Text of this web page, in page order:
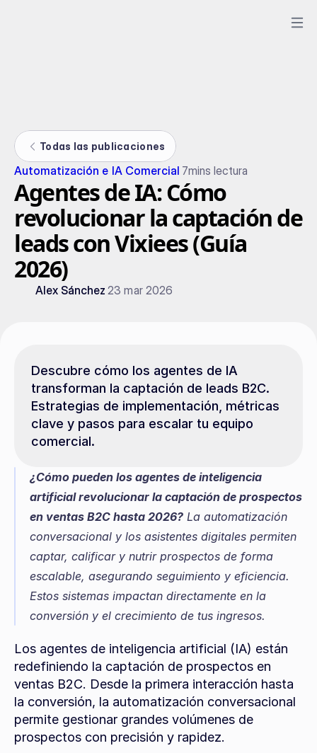
Todas las publicaciones
Automatización e IA Comercial 7mins lectura
Agentes de IA: Cómo
revolucionar la captación de
leads con Vixiees (Guía
2026)
Alex Sánchez 23 mar 2026
Descubre cómo los agentes de IA
transforman la captación de leads B2C.
Estrategias de implementación, métricas
clave y pasos para escalar tu equipo
comercial.
¿Cómo pueden los agentes de inteligencia
artificial revolucionar la captación de prospectos
en ventas B2C hasta 2026? La automatización
conversacional y los asistentes digitales permiten
captar, calificar y nutrir prospectos de forma
escalable, asegurando seguimiento y eficiencia.
Estos sistemas impactan directamente en la
conversión y el crecimiento de tus ingresos.
Los agentes de inteligencia artificial (IA) están
redefiniendo la captación de prospectos en
ventas B2C. Desde la primera interacción hasta
la conversión, la automatización conversacional
permite gestionar grandes volúmenes de
prospectos con precisión y rapidez.